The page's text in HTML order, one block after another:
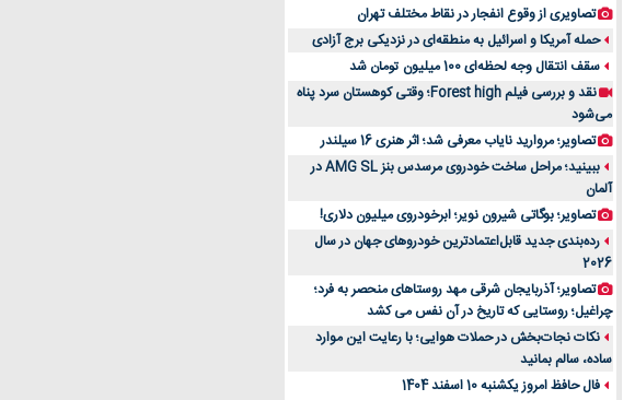
تصاویری از وقوع انفجار در نقاط مختلف تهران
حمله آمریکا و اسرائیل به منطقه‌ای در نزدیکی برج آزادی
سقف انتقال وجه لحظه‌ای 100 میلیون تومان شد
نقد و بررسی فیلم Forest high؛ وقتی کوهستان سرد پناه
می‌شود
تصاویر؛ مروارید نایاب معرفی شد؛ اثر هنری 16 سیلندر
ببینید؛ مراحل ساخت خودروی مرسدس بنز AMG SL در
آلمان
تصاویر؛ بوگاتی شیرون نویر؛ ابرخودروی میلیون دلاری!
رده‌بندی جدید قابل‌اعتمادترین خودروهای جهان در سال
2026
تصاویر؛ آذربایجان شرقی مهد روستاهای منحصر به فرد؛
چراغیل؛ روستایی که تاریخ در آن نفس می کشد
نکات نجات‌بخش در حملات هوایی؛ با رعایت این موارد
ساده، سالم بمانید
فال حافظ امروز یکشنبه 10 اسفند 1404